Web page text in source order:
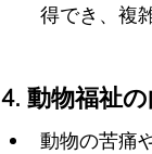
得でき、複
4. 動物福祉
動物の苦痛